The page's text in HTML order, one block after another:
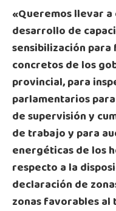
«Queremos llevar
desarrollo de
sensibilización
concretos de los
provincial, para
parlamentarios
de supervisión y
de trabajo y para
energéticas de los
respecto a la
declaración de
zonas favorables al